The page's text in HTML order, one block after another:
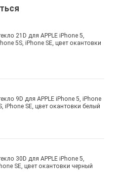
21D для APPLE iPhone 5,
5S, iPhone SE, цвет окантовки
9D для APPLE iPhone 5, iPhone
iPhone SE, цвет окантовки белый
30D для APPLE iPhone 5,
SE, цвет окантовки черный